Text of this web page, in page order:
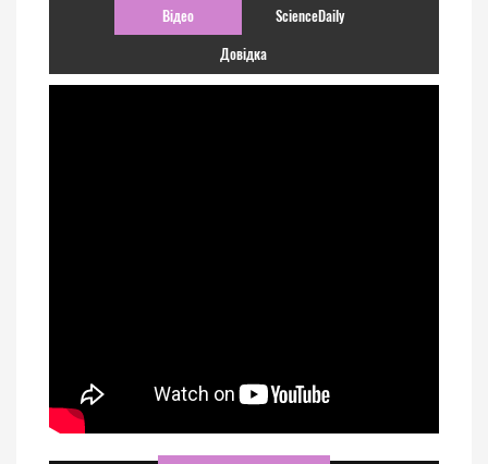
Відео ScienceDaily
Довідка